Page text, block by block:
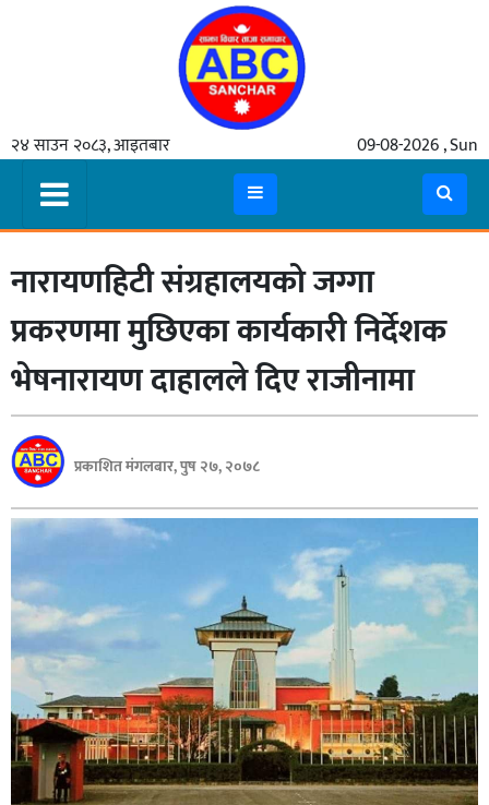
२४ साउन २०८३, आइतबार 09-08-2026 , Sun
समाचार
मुख्य
समाचार
कुटनीती
अर्थ
रसरङ्ग
यौन/
स्वास्थ्य
भिडियो
बिशेष
भिडियो
पत्रपत्रिका
खेलकुद
बिश्व
अचम्म
दुनिया
नारायणहिटी संग्रहालयको जग्गा
प्रकरणमा मुछिएका कार्यकारी निर्देशक
भेषनारायण दाहालले दिए राजीनामा
प्रकाशित मंगलबार, पुष २७, २०७८